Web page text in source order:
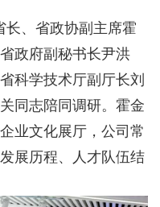
长、省政协副主席霍
政府副秘书长尹洪
科学技术厅副厅长刘
同志陪同调研。霍金
业文化展厅，公司常
展历程、人才队伍结